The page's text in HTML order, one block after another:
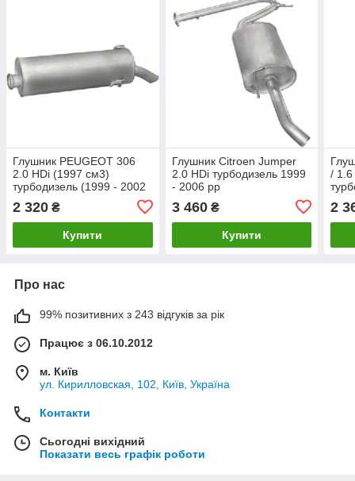
Глушник PEUGEOT 306
2.0 HDi (1997 см3)
турбодизель (1999 - 2002
2 320 ₴
Купити
Глушник Citroen Jumper
2.0 HDi турбодизель 1999
- 2006 рр
3 460₴
Купити
/ 1.6
2
Про нас
99% позитивних з 243 відгуків за рік
Працює з 06.10.2012
м. Київ
ул. Кирилловская, 102, Київ, Україна
Контакти
Сьогодні вихідний
Показати весь графік роботи